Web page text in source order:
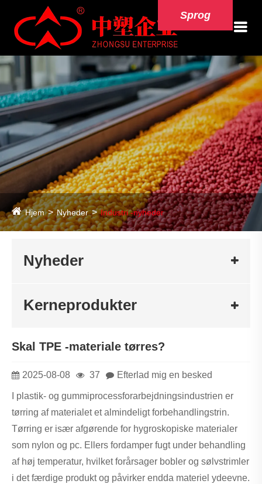
Sprog
Hjem Nyheder Industri -nyheder
Nyheder
Kerneprodukter
Skal TPE -materiale tørres?
2025-08-08 37 Efterlad mig en besked
I plastik- og gummiprocessforarbejdningsindustrien er
tørring af materialet et almindeligt forbehandlingstrin.
Tørring er især afgørende for hygroskopiske materialer
som nylon og pc. Ellers fordamper fugt under behandling
af høj temperatur, hvilket forårsager bobler og sølvstrimler
i det færdige produkt og påvirker endda materiel ydeevne.